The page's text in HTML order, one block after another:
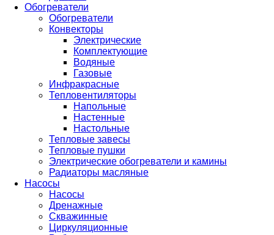
Обогреватели
Обогреватели
Конвекторы
Электрические
Комплектующие
Водяные
Газовые
Инфракрасные
Тепловентиляторы
Напольные
Настенные
Настольные
Тепловые завесы
Тепловые пушки
Электрические обогреватели и камины
Радиаторы масляные
Насосы
Насосы
Дренажные
Скважинные
Циркуляционные